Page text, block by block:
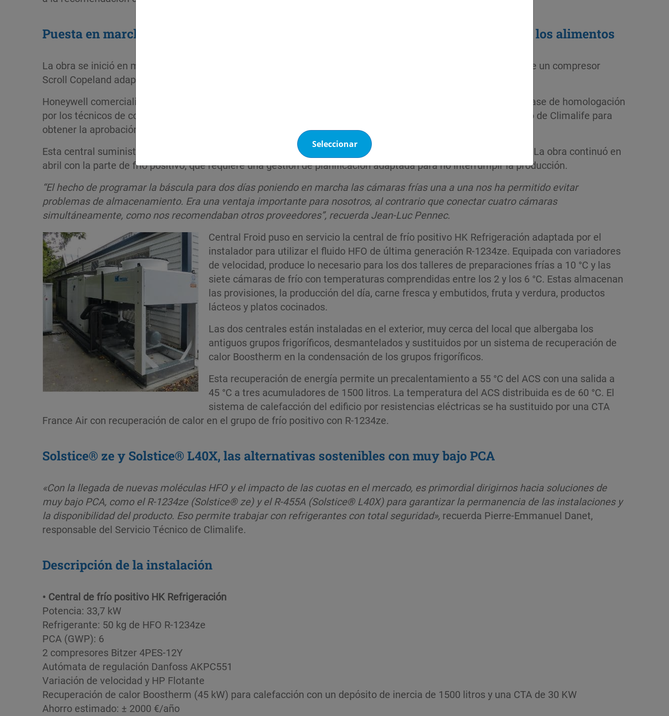
Seleccionar
Puesta en marcha planificada sin paros de producción y facilidad de almacenaje de los alimentos
La obra se inició en marzo de 2017 con la instala­ción de una central de frío negativo HK Réfrigération dotada de un compresor
Scroll Copeland adaptado por el instalador para funcionar con R-455A.
Honeywell comercializa este fluido, con un PCA de 146 según el IPPC 5, bajo el nombre Solstice® L40X. En la fase de homologación
por los técnicos de com­presores y los fabricantes de componentes, Mickael Rouxel confió en el servicio técnico de Climalife para
obtener la aprobación de este proyecto.
Esta central suministra a la cámara de frío negativo una temperatura de -20 °C para los productos con­gelados. La obra continuó en
abril con la parte de frío positivo, que requiere una gestión de planificación adaptada para no interrumpir la producción.
“El hecho de programar la báscula para dos días poniendo en marcha las cámaras frías una a una nos ha permitido evitar
problemas de almacenamiento. Era una ventaja importante para nosotros, al contra­rio que conectar cuatro cámaras
simultáneamente, como nos recomendaban otros proveedores”, recuerda Jean-Luc Pennec.
Central Froid puso en servicio la central de frío posi­tivo HK Refrigeración adaptada por el
instalador para utilizar el fluido HFO de última generación R-1234ze. Equipada con variadores
de velocidad, produce lo necesario para los dos talleres de preparaciones frías a 10 °C y las
siete cámaras de frío con tempe­raturas comprendidas entre los 2 y los 6 °C. Estas almacenan
las provisiones, la producción del día, carne fresca y embutidos, fruta y verdura, productos
lácteos y platos cocinados.
Las dos centrales están instaladas en el exterior, muy cerca del local que albergaba los
antiguos gru­pos frigoríficos, desmantelados y sustituidos por un sistema de recuperación de
calor Boostherm en la condensación de los grupos frigoríficos.
Esta recuperación de energía permite un precalen­tamiento a 55 °C del ACS con una salida a
45 °C a tres acumuladores de 1500 litros. La temperatura del ACS distribuida es de 60 °C. El
sistema de cale­facción del edificio por resistencias eléctricas se ha sustituido por una CTA
France Air con recuperación de calor en el grupo de frío positivo con R-1234ze.
Solstice® ze y Solstice® L40X, las alternativas sostenibles con muy bajo PCA
«Con la llegada de nuevas moléculas HFO y el impacto de las cuotas en el mercado, es primordial dirigirnos hacia soluciones de
muy bajo PCA, como el R-1234ze (Solstice® ze) y el R-455A (Solstice® L40X) para garantizar la permanencia de las instalaciones y
la disponibilidad del producto. Eso permite trabajar con refrigerantes con total seguridad», recuerda Pierre-Emmanuel Danet,
responsable del Servicio Técnico de Climalife.
Descripción de la instalación
• Central de frío positivo HK Refrigeración
Potencia: 33,7 kW
Refrigerante: 50 kg de HFO R-1234ze
PCA (GWP): 6
2 compresores Bitzer 4PES-12Y
Autómata de regulación Danfoss AKPC551
Variación de velocidad y HP Flotante
Recuperación de calor Boostherm (45 kW) para calefacción con un depósito de inercia de 1500 litros y una CTA de 30 KW
Ahorro estimado: ± 2000 €/año